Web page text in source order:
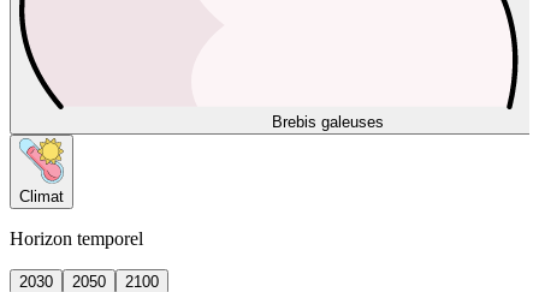
Brebis galeuses
Climat
Horizon temporel
2030 2050
2100